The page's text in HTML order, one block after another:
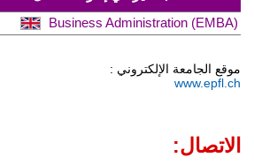
Business Administration (EMBA)
موقع الجامعة الإلكتروني :
www.epfl.ch
الاتصال: